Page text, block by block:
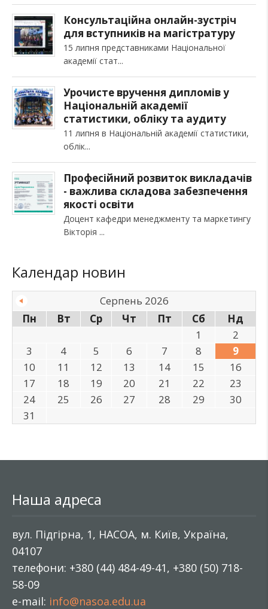
Консультаційна онлайн-зустріч
для вступників на магістратуру
15 липня представниками Національної
академії стат
Урочисте вручення дипломів у
Національній академії
статистики, обліку та аудиту
11 липня в Національній академії статистики,
облік
Професійний розвиток викладачів
- важлива складова забезпечення
якості освіти
Доцент кафедри менеджменту та маркетингу
Вікторія
Календар новин
Серпень 2026
Пн
Вт Ср Чт Пт Сб
Нд
1
2
3
4 5 6 7 8
9
10
11 12 13 14 15
16
17
18 19 20 21 22
23
24
25 26 27 28 29
30
31
Наша адреса
вул. Підгірна, 1, НАСОА, м. Київ, Україна,
04107
телефони: +380 (44) 484-49-41, +380 (50) 718-
58-09
e-mail: info@nasoa.edu.ua